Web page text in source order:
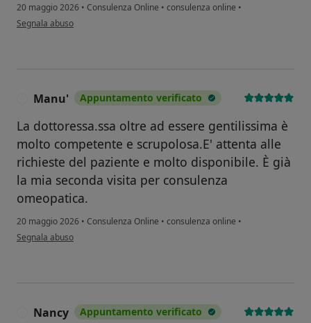
20 maggio 2026 • Consulenza Online • consulenza online •
secondo l'opinione dell'utente TINA
Segnala abuso
Manu' Appuntamento verificato
La dottoressa.ssa oltre ad essere gentilissima è
molto competente e scrupolosa.E' attenta alle
richieste del paziente e molto disponibile. È già
la mia seconda visita per consulenza
omeopatica.
20 maggio 2026 • Consulenza Online • consulenza online •
secondo l'opinione dell'utente Manu'
Segnala abuso
Nancy Appuntamento verificato